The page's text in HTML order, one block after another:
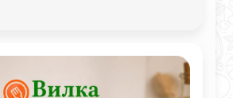
пикантными соусами,
уникальное вкусовое